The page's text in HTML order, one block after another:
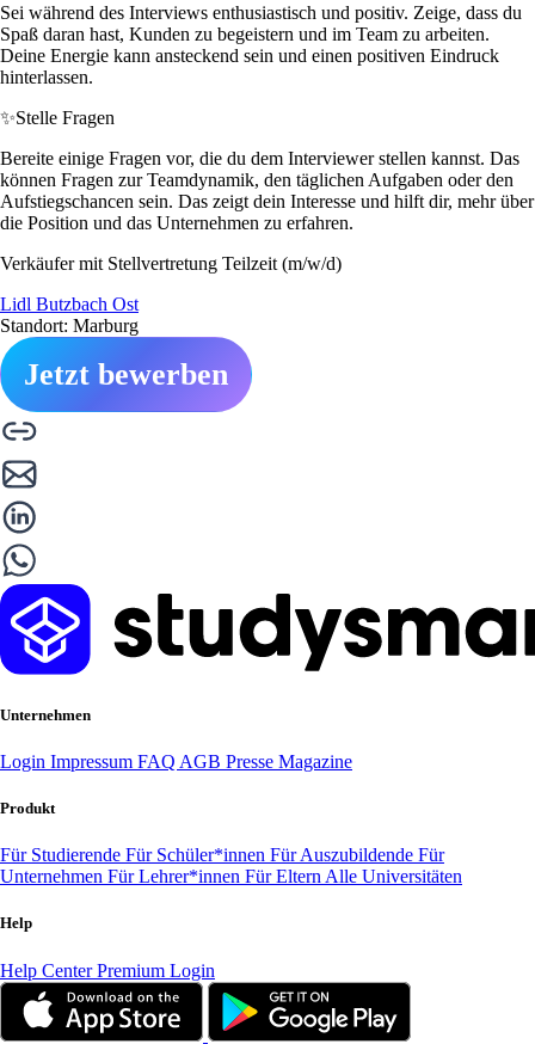
Sei während des Interviews enthusiastisch und positiv. Zeige, dass du
Spaß daran hast, Kunden zu begeistern und im Team zu arbeiten.
Deine Energie kann ansteckend sein und einen positiven Eindruck
hinterlassen.
✨Stelle Fragen
Bereite einige Fragen vor, die du dem Interviewer stellen kannst. Das
können Fragen zur Teamdynamik, den täglichen Aufgaben oder den
Aufstiegschancen sein. Das zeigt dein Interesse und hilft dir, mehr über
die Position und das Unternehmen zu erfahren.
Verkäufer mit Stellvertretung Teilzeit (m/w/d)
Lidl Butzbach Ost
Standort: Marburg
Jetzt bewerben
Unternehmen
Login Impressum FAQ AGB Presse Magazine
Produkt
Für Studierende Für Schüler*innen Für Auszubildende Für
Unternehmen Für Lehrer*innen Für Eltern Alle Universitäten
Help
Help CenterPremium Login